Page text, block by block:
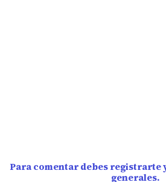
Para comentar debes registrarte
generales.